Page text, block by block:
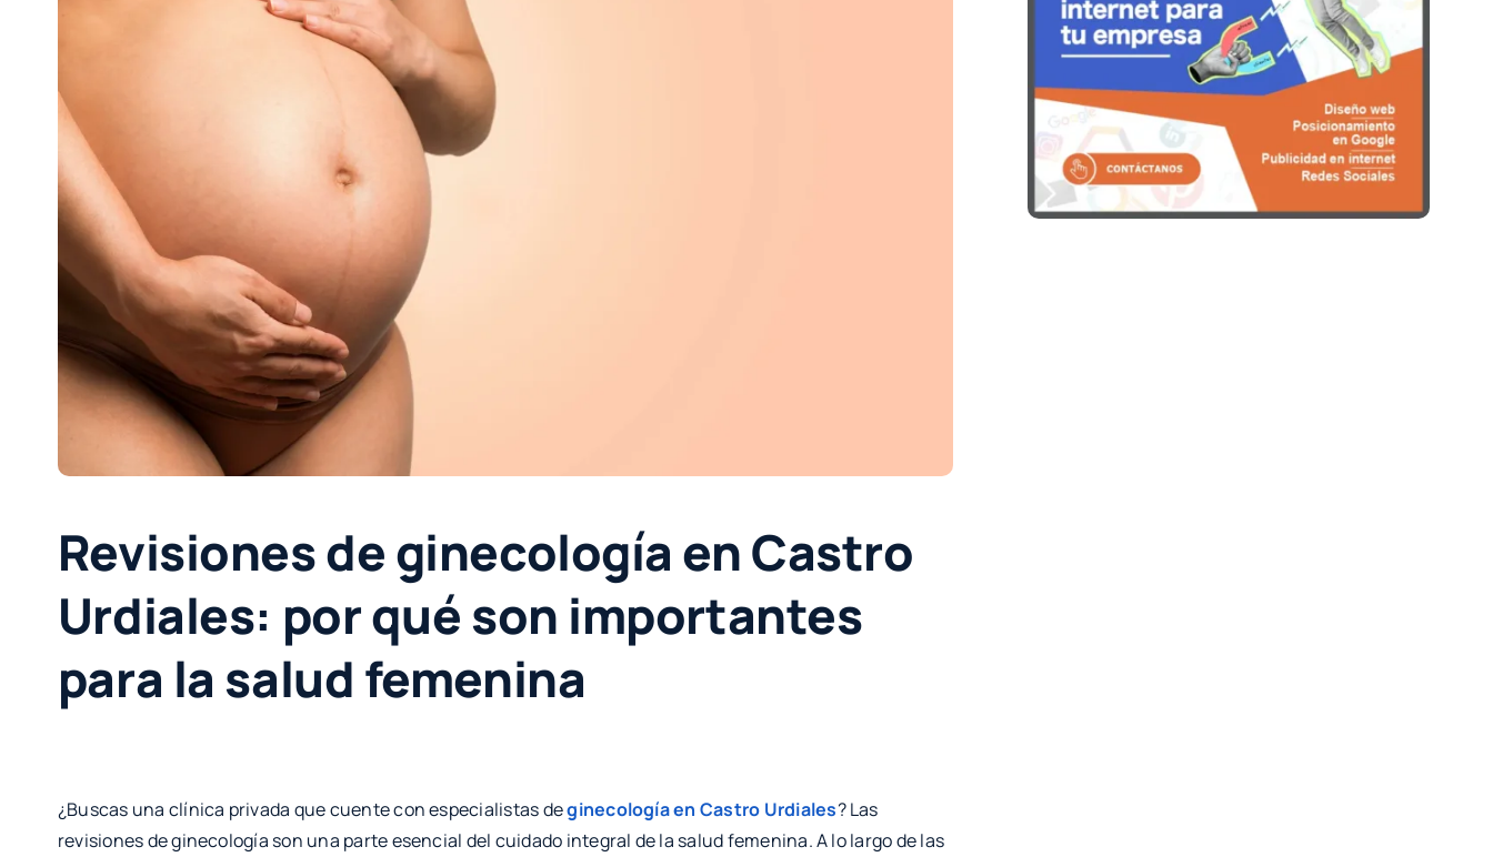
Revisiones de ginecología en Castro
Urdiales: por qué son importantes
para la salud femenina
¿Buscas una clínica privada que cuente con especialistas deginecología en Castro Urdiales? Las
revisiones de ginecología son una parte esencial del cuidado integral de la salud femenina. A lo largo de las